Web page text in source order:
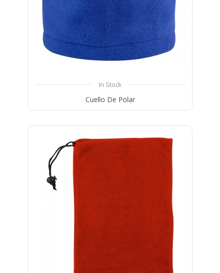
In Stock
Cuello De Polar